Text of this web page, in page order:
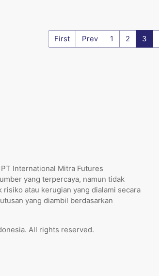
First Prev 1 2 3
International Mitra Futures
yang terpercaya, namun tidak
atau kerugian yang dialami secara
yang diambil berdasarkan
All rights reserved.